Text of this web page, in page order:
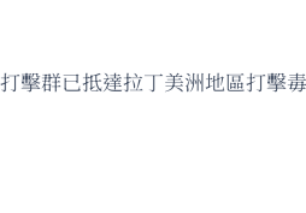
擊群已抵達拉丁美洲地區打擊